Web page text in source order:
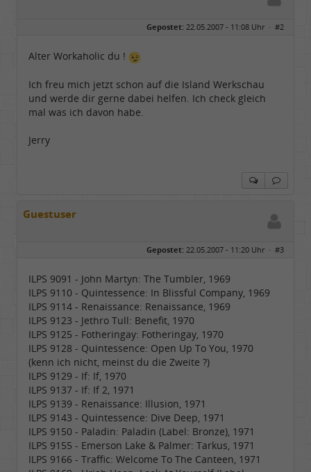
Gepostet: 22.05.2007 - 11:08 Uhr · #2
Alter Workaholic du !
Ich freu mich jetzt schon auf die Island Werkschau
und werde dir gerne dabei helfen. Ich check gleich
mal was ich davon habe.
Jerry
Guestuser
Gepostet: 22.05.2007 - 11:20 Uhr · #3
ILPS 9091 - John Martyn: The Tumbler, 1969
ILPS 9110 - Quintessence: In Blissful Company, 1969
ILPS 9114 - Renaissance: Renaissance, 1969
ILPS 9123 - Jethro Tull: Benefit, 1970
ILPS 9125 - Fotheringay: Fotheringay, 1970
ILPS 9128 - Quintessence: Open Up To You, 1970
(kenn ich nicht, meinst du die Zweite ?)
ILPS 9129 - If: If, 1970
ILPS 9137 - If: If 2, 1971
ILPS 9139 - Renaissance: Illusion, 1971
ILPS 9143 - Quintessence: Dive Deep, 1971
ILPS 9150 - Paladin: Paladin (Label: Bronze), 1971
ILPS 9155 - Emerson Lake & Palmer: Tarkus, 1971
ILPS 9166 - Traffic: Welcome To The Canteen, 1971